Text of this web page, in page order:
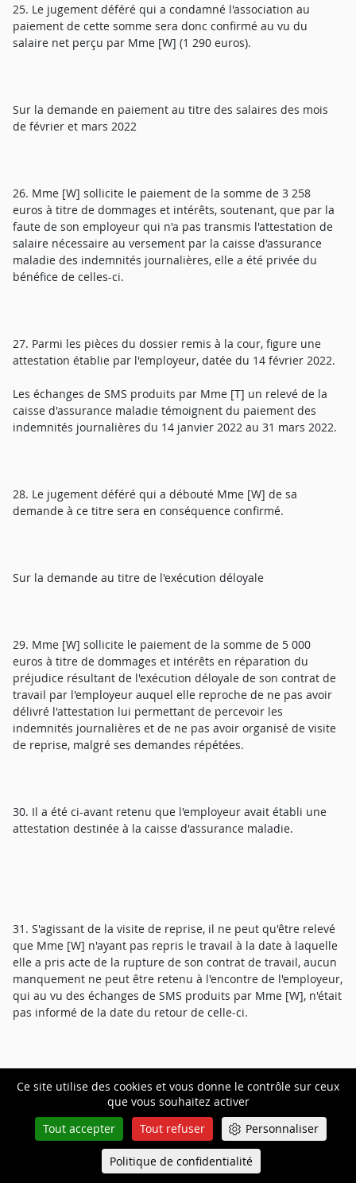
Ce site utilise des cookies et vous donne le contrôle sur ceux
que vous souhaitez activer
Tout accepter
Tout refuser Personnaliser
Politique de confidentialité
25. Le jugement déféré qui a condamné l'association au
paiement de cette somme sera donc confirmé au vu du
salaire net perçu par Mme [W] (1 290 euros).
Sur la demande en paiement au titre des salaires des mois
de février et mars 2022
26. Mme [W] sollicite le paiement de la somme de 3 258
euros à titre de dommages et intérêts, soutenant, que par la
faute de son employeur qui n'a pas transmis l'attestation de
salaire nécessaire au versement par la caisse d'assurance
maladie des indemnités journalières, elle a été privée du
bénéfice de celles-ci.
27. Parmi les pièces du dossier remis à la cour, figure une
attestation établie par l'employeur, datée du 14 février 2022.
Les échanges de SMS produits par Mme [T] un relevé de la
caisse d'assurance maladie témoignent du paiement des
indemnités journalières du 14 janvier 2022 au 31 mars 2022.
28. Le jugement déféré qui a débouté Mme [W] de sa
demande à ce titre sera en conséquence confirmé.
Sur la demande au titre de l'exécution déloyale
29. Mme [W] sollicite le paiement de la somme de 5 000
euros à titre de dommages et intérêts en réparation du
préjudice résultant de l'exécution déloyale de son contrat de
travail par l'employeur auquel elle reproche de ne pas avoir
délivré l'attestation lui permettant de percevoir les
indemnités journalières et de ne pas avoir organisé de visite
de reprise, malgré ses demandes répétées.
30. Il a été ci-avant retenu que l'employeur avait établi une
attestation destinée à la caisse d'assurance maladie.
31. S'agissant de la visite de reprise, il ne peut qu'être relevé
que Mme [W] n'ayant pas repris le travail à la date à laquelle
elle a pris acte de la rupture de son contrat de travail, aucun
manquement ne peut être retenu à l'encontre de l'employeur,
qui au vu des échanges de SMS produits par Mme [W], n'était
pas informé de la date du retour de celle-ci.
32. Le jugement déféré sera donc confirmé en ce qu'il a
débouté Mme [W] de sa demande à ce titre.
Sur les autres demandes
Queue-Fair